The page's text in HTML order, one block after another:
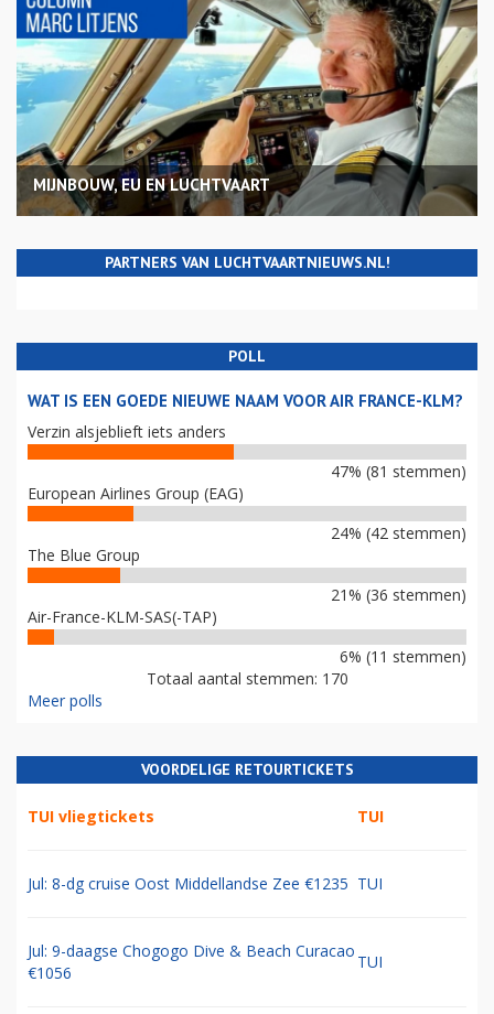
MIJNBOUW, EU EN LUCHTVAART
PARTNERS VAN LUCHTVAARTNIEUWS.NL!
POLL
WAT IS EEN GOEDE NIEUWE NAAM VOOR AIR FRANCE-KLM?
Verzin alsjeblieft iets anders
47% (81 stemmen)
European Airlines Group (EAG)
24% (42 stemmen)
The Blue Group
21% (36 stemmen)
Air-France-KLM-SAS(-TAP)
6% (11 stemmen)
Totaal aantal stemmen: 170
Meer polls
VOORDELIGE RETOURTICKETS
TUI vliegtickets TUI
Jul: 8-dg cruise Oost Middellandse Zee €1235 TUI
Jul: 9-daagse Chogogo Dive & Beach Curacao
€1056
TUI